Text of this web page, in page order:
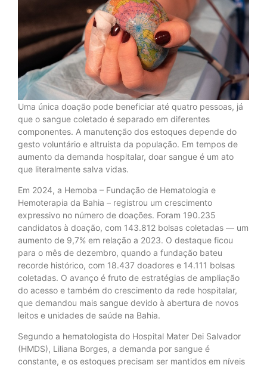
Uma única doação pode beneficiar até quatro pessoas, já
que o sangue coletado é separado em diferentes
componentes. A manutenção dos estoques depende do
gesto voluntário e altruísta da população. Em tempos de
aumento da demanda hospitalar, doar sangue é um ato
que literalmente salva vidas.
Em 2024, a Hemoba – Fundação de Hematologia e
Hemoterapia da Bahia – registrou um crescimento
expressivo no número de doações. Foram 190.235
candidatos à doação, com 143.812 bolsas coletadas — um
aumento de 9,7% em relação a 2023. O destaque ficou
para o mês de dezembro, quando a fundação bateu
recorde histórico, com 18.437 doadores e 14.111 bolsas
coletadas. O avanço é fruto de estratégias de ampliação
do acesso e também do crescimento da rede hospitalar,
que demandou mais sangue devido à abertura de novos
leitos e unidades de saúde na Bahia.
Segundo a hematologista do Hospital Mater Dei Salvador
(HMDS), Liliana Borges, a demanda por sangue é
constante, e os estoques precisam ser mantidos em níveis